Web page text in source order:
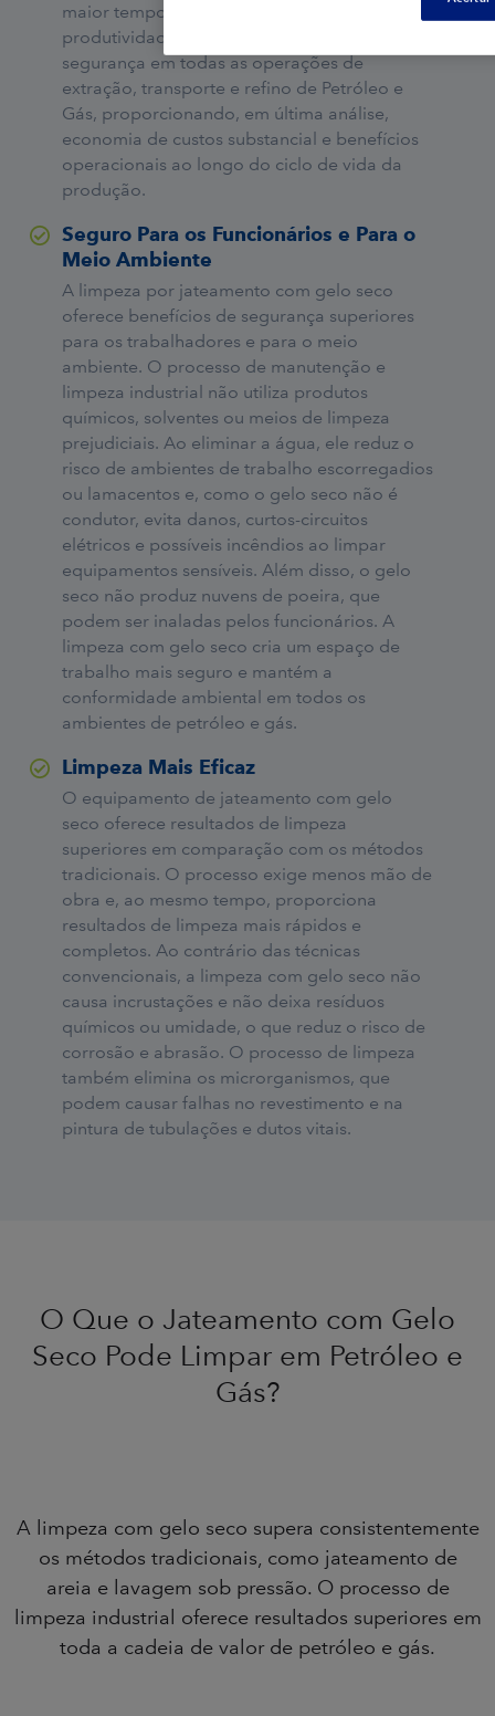
maior tempo de atividade operacional, maior
produtividade e melhores padrões de
segurança em todas as operações de
extração, transporte e refino de Petróleo e
Gás, proporcionando, em última análise,
economia de custos substancial e benefícios
operacionais ao longo do ciclo de vida da
produção.
Seguro Para os Funcionários e Para o
Meio Ambiente
A limpeza por jateamento com gelo seco
oferece benefícios de segurança superiores
para os trabalhadores e para o meio
ambiente. O processo de manutenção e
limpeza industrial não utiliza produtos
químicos, solventes ou meios de limpeza
prejudiciais. Ao eliminar a água, ele reduz o
risco de ambientes de trabalho escorregadios
ou lamacentos e, como o gelo seco não é
condutor, evita danos, curtos-circuitos
elétricos e possíveis incêndios ao limpar
equipamentos sensíveis. Além disso, o gelo
seco não produz nuvens de poeira, que
podem ser inaladas pelos funcionários. A
limpeza com gelo seco cria um espaço de
trabalho mais seguro e mantém a
conformidade ambiental em todos os
ambientes de petróleo e gás.
Limpeza Mais Eficaz
O equipamento de jateamento com gelo
seco oferece resultados de limpeza
superiores em comparação com os métodos
tradicionais. O processo exige menos mão de
obra e, ao mesmo tempo, proporciona
resultados de limpeza mais rápidos e
completos. Ao contrário das técnicas
convencionais, a limpeza com gelo seco não
causa incrustações e não deixa resíduos
químicos ou umidade, o que reduz o risco de
corrosão e abrasão. O processo de limpeza
também elimina os microrganismos, que
podem causar falhas no revestimento e na
pintura de tubulações e dutos vitais.
O Que o Jateamento com Gelo
Seco Pode Limpar em Petróleo e
Gás?
A limpeza com gelo seco supera consistentemente
os métodos tradicionais, como jateamento de
areia e lavagem sob pressão. O processo de
limpeza industrial oferece resultados superiores em
toda a cadeia de valor de petróleo e gás.